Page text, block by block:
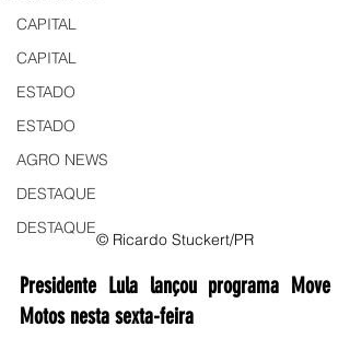
CAPITAL
CAPITAL
ESTADO
ESTADO
AGRO NEWS
DESTAQUE
DESTAQUE
© Ricardo Stuckert/PR
Presidente Lula lançou programa Move
Motos nesta sexta-feira